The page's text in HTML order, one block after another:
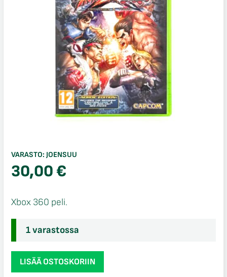
VARASTO: JOENSUU
30,00€
Xbox 360 peli.
1 varastossa
Street
Fighter
LISÄÄ OSTOSKORIIN